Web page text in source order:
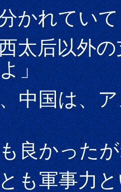
れていて
后以外の
」
国は、ア
良かったが
軍事力と